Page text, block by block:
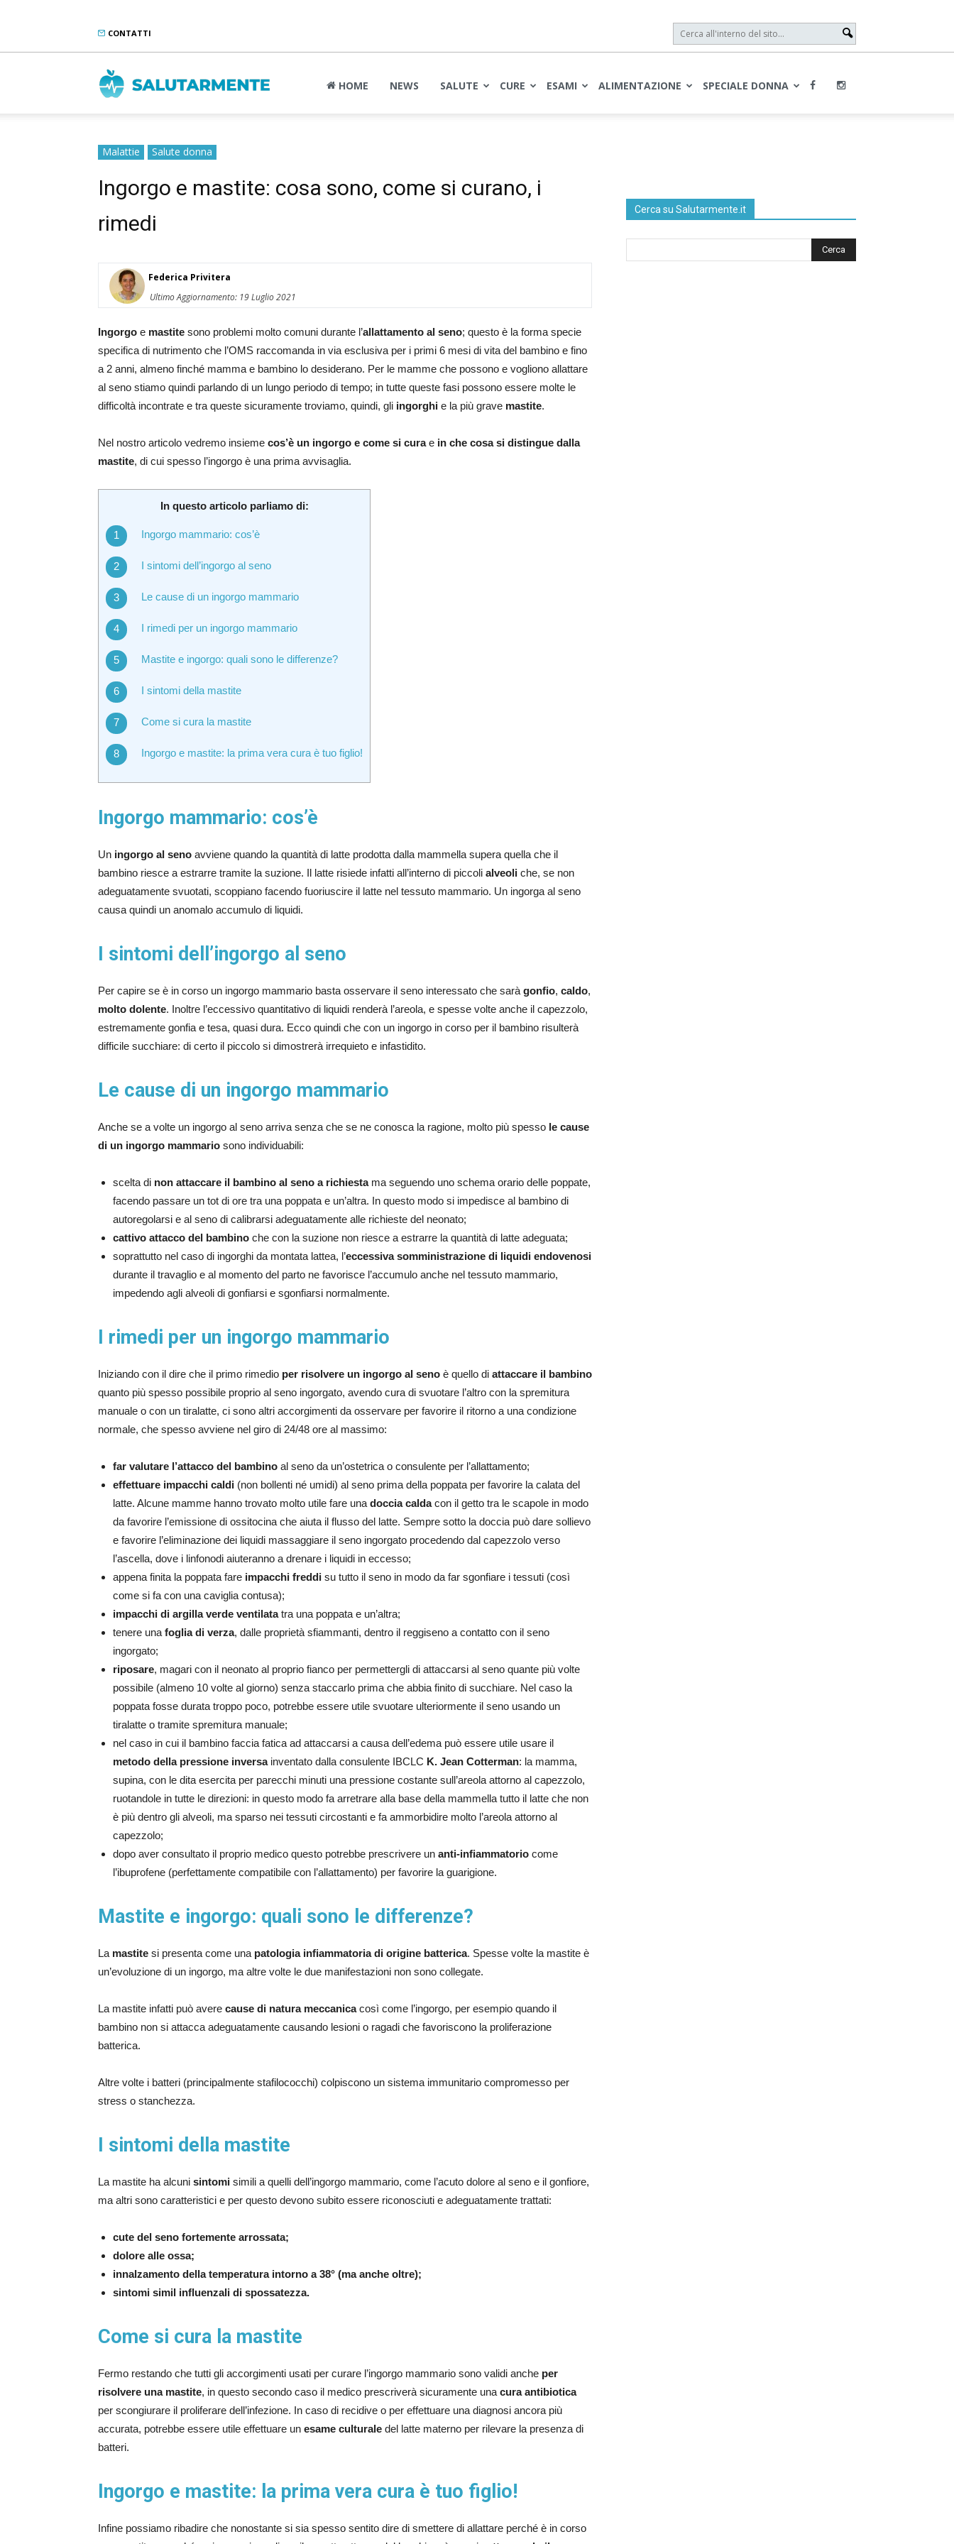
CONTATTI
Salutarmente HOME NEWS SALUTE CURE ESAMI ALIMENTAZIONE SPECIALE DONNA
Malattie Salute donna
Ingorgo e mastite: cosa sono, come si curano, i
rimedi
Federica Privitera
Ultimo Aggiornamento: 19 Luglio 2021
Ingorgo e mastite sono problemi molto comuni durante l’allattamento al seno; questo è la forma specie
specifica di nutrimento che l’OMS raccomanda in via esclusiva per i primi 6 mesi di vita del bambino e fino
a 2 anni, almeno finché mamma e bambino lo desiderano. Per le mamme che possono e vogliono allattare
al seno stiamo quindi parlando di un lungo periodo di tempo; in tutte queste fasi possono essere molte le
difficoltà incontrate e tra queste sicuramente troviamo, quindi, gli ingorghi e la più grave mastite.
Nel nostro articolo vedremo insieme cos’è un ingorgo e come si curae in che cosa si distingue dalla
mastite, di cui spesso l’ingorgo è una prima avvisaglia.
In questo articolo parliamo di:
Ingorgo mammario: cos’è
I sintomi dell’ingorgo al seno
Le cause di un ingorgo mammario
I rimedi per un ingorgo mammario
Mastite e ingorgo: quali sono le differenze?
I sintomi della mastite
Come si cura la mastite
Ingorgo e mastite: la prima vera cura è tuo figlio!
Ingorgo mammario: cos’è
Un ingorgo al seno avviene quando la quantità di latte prodotta dalla mammella supera quella che il
bambino riesce a estrarre tramite la suzione. Il latte risiede infatti all’interno di piccoli alveoli che, se non
adeguatamente svuotati, scoppiano facendo fuoriuscire il latte nel tessuto mammario. Un ingorga al seno
causa quindi un anomalo accumulo di liquidi.
I sintomi dell’ingorgo al seno
Per capire se è in corso un ingorgo mammario basta osservare il seno interessato che sarà gonfio, caldo,
molto dolente. Inoltre l’eccessivo quantitativo di liquidi renderà l’areola, e spesse volte anche il capezzolo,
estremamente gonfia e tesa, quasi dura. Ecco quindi che con un ingorgo in corso per il bambino risulterà
difficile succhiare: di certo il piccolo si dimostrerà irrequieto e infastidito.
Le cause di un ingorgo mammario
Anche se a volte un ingorgo al seno arriva senza che se ne conosca la ragione, molto più spesso le cause
di un ingorgo mammario sono individuabili:
scelta di non attaccare il bambino al seno a richiestama seguendo uno schema orario delle poppate,
facendo passare un tot di ore tra una poppata e un’altra. In questo modo si impedisce al bambino di
autoregolarsi e al seno di calibrarsi adeguatamente alle richieste del neonato;
cattivo attacco del bambino che con la suzione non riesce a estrarre la quantità di latte adeguata;
soprattutto nel caso di ingorghi da montata lattea, l’eccessiva somministrazione di liquidi endovenosi
durante il travaglio e al momento del parto ne favorisce l’accumulo anche nel tessuto mammario,
impedendo agli alveoli di gonfiarsi e sgonfiarsi normalmente.
I rimedi per un ingorgo mammario
Iniziando con il dire che il primo rimedio per risolvere un ingorgo al seno è quello di attaccare il bambino
quanto più spesso possibile proprio al seno ingorgato, avendo cura di svuotare l’altro con la spremitura
manuale o con un tiralatte, ci sono altri accorgimenti da osservare per favorire il ritorno a una condizione
normale, che spesso avviene nel giro di 24/48 ore al massimo:
far valutare l’attacco del bambino al seno da un’ostetrica o consulente per l’allattamento;
effettuare impacchi caldi (non bollenti né umidi) al seno prima della poppata per favorire la calata del
latte. Alcune mamme hanno trovato molto utile fare una doccia caldacon il getto tra le scapole in modo
da favorire l’emissione di ossitocina che aiuta il flusso del latte. Sempre sotto la doccia può dare sollievo
e favorire l’eliminazione dei liquidi massaggiare il seno ingorgato procedendo dal capezzolo verso
l’ascella, dove i linfonodi aiuteranno a drenare i liquidi in eccesso;
appena finita la poppata fare impacchi freddi su tutto il seno in modo da far sgonfiare i tessuti (così
come si fa con una caviglia contusa);
impacchi di argilla verde ventilatatra una poppata e un’altra;
tenere una foglia di verza, dalle proprietà sfiammanti, dentro il reggiseno a contatto con il seno
ingorgato;
riposare, magari con il neonato al proprio fianco per permettergli di attaccarsi al seno quante più volte
possibile (almeno 10 volte al giorno) senza staccarlo prima che abbia finito di succhiare. Nel caso la
poppata fosse durata troppo poco, potrebbe essere utile svuotare ulteriormente il seno usando un
tiralatte o tramite spremitura manuale;
nel caso in cui il bambino faccia fatica ad attaccarsi a causa dell’edema può essere utile usare il
metodo della pressione inversainventato dalla consulente IBCLC K. Jean Cotterman: la mamma,
supina, con le dita esercita per parecchi minuti una pressione costante sull’areola attorno al capezzolo,
ruotandole in tutte le direzioni: in questo modo fa arretrare alla base della mammella tutto il latte che non
è più dentro gli alveoli, ma sparso nei tessuti circostanti e fa ammorbidire molto l’areola attorno al
capezzolo;
dopo aver consultato il proprio medico questo potrebbe prescrivere un anti-infiammatorio come
l’ibuprofene (perfettamente compatibile con l’allattamento) per favorire la guarigione.
Mastite e ingorgo: quali sono le differenze?
La mastite si presenta come una patologia infiammatoria di origine batterica. Spesse volte la mastite è
un’evoluzione di un ingorgo, ma altre volte le due manifestazioni non sono collegate.
La mastite infatti può avere cause di natura meccanicacosì come l’ingorgo, per esempio quando il
bambino non si attacca adeguatamente causando lesioni o ragadi che favoriscono la proliferazione
batterica.
Altre volte i batteri (principalmente stafilococchi) colpiscono un sistema immunitario compromesso per
stress o stanchezza.
I sintomi della mastite
La mastite ha alcuni sintomi simili a quelli dell’ingorgo mammario, come l’acuto dolore al seno e il gonfiore,
ma altri sono caratteristici e per questo devono subito essere riconosciuti e adeguatamente trattati:
cute del seno fortemente arrossata;
dolore alle ossa;
innalzamento della temperatura intorno a 38° (ma anche oltre);
sintomi simil influenzali di spossatezza.
Come si cura la mastite
Fermo restando che tutti gli accorgimenti usati per curare l’ingorgo mammario sono validi anche per
risolvere una mastite, in questo secondo caso il medico prescriverà sicuramente una cura antibiotica
per scongiurare il proliferare dell’infezione. In caso di recidive o per effettuare una diagnosi ancora più
accurata, potrebbe essere utile effettuare un esame culturale del latte materno per rilevare la presenza di
batteri.
Ingorgo e mastite: la prima vera cura è tuo figlio!
Infine possiamo ribadire che nonostante si sia spesso sentito dire di smettere di allattare perché è in corso
Cerca su Salutarmente.it